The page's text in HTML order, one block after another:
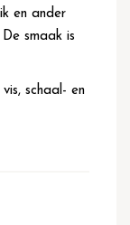
en ander
smaak is
schaal- en